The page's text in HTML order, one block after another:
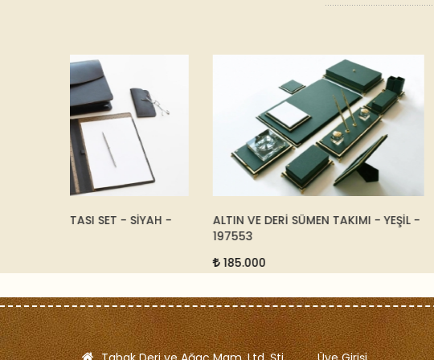
ALTIN VE DERİ SÜMEN TAKIMI - YEŞİL -
KOL DÜĞMESİ - 09738